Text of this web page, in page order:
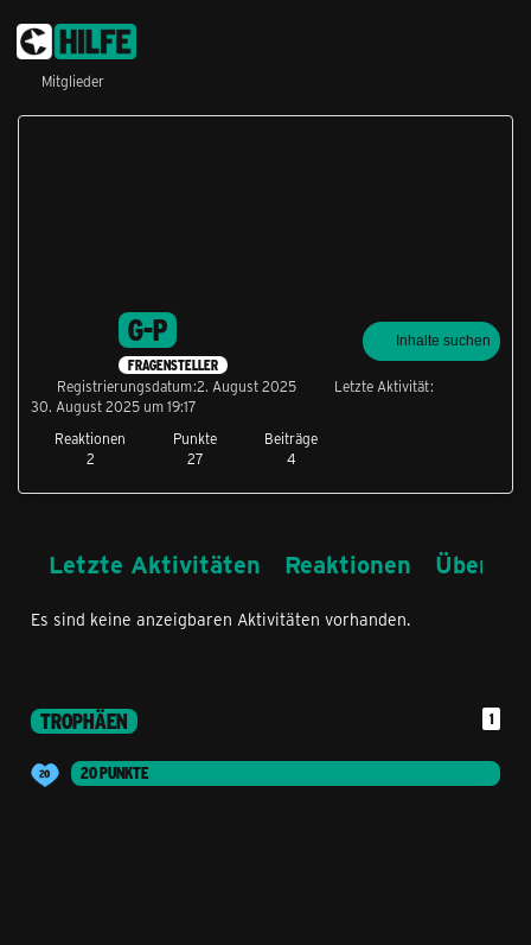
Mitglieder
G-P
FRAGENSTELLER
Reaktionen
2
Punkte
27
Beiträge
4
Inhalte suchen
Registrierungsdatum 2. August 2025
Letzte Aktivität
30. August 2025 um 19:17
Letzte Aktivitäten Reaktionen Über
Es sind keine anzeigbaren Aktivitäten vorhanden.
TROPHÄEN 1
20 PUNKTE